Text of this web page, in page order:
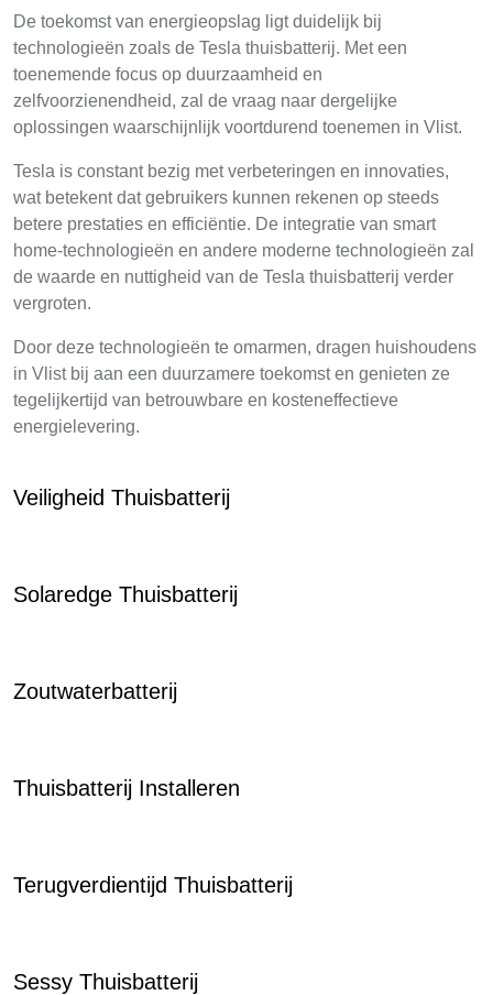
De toekomst van energieopslag ligt duidelijk bij
technologieën zoals de Tesla thuisbatterij. Met een
toenemende focus op duurzaamheid en
zelfvoorzienendheid, zal de vraag naar dergelijke
oplossingen waarschijnlijk voortdurend toenemen in Vlist.
Tesla is constant bezig met verbeteringen en innovaties,
wat betekent dat gebruikers kunnen rekenen op steeds
betere prestaties en efficiëntie. De integratie van smart
home-technologieën en andere moderne technologieën zal
de waarde en nuttigheid van de Tesla thuisbatterij verder
vergroten.
Door deze technologieën te omarmen, dragen huishoudens
in Vlist bij aan een duurzamere toekomst en genieten ze
tegelijkertijd van betrouwbare en kosteneffectieve
energielevering.
Veiligheid Thuisbatterij
Solaredge Thuisbatterij
Zoutwaterbatterij
Thuisbatterij Installeren
Terugverdientijd Thuisbatterij
Sessy Thuisbatterij